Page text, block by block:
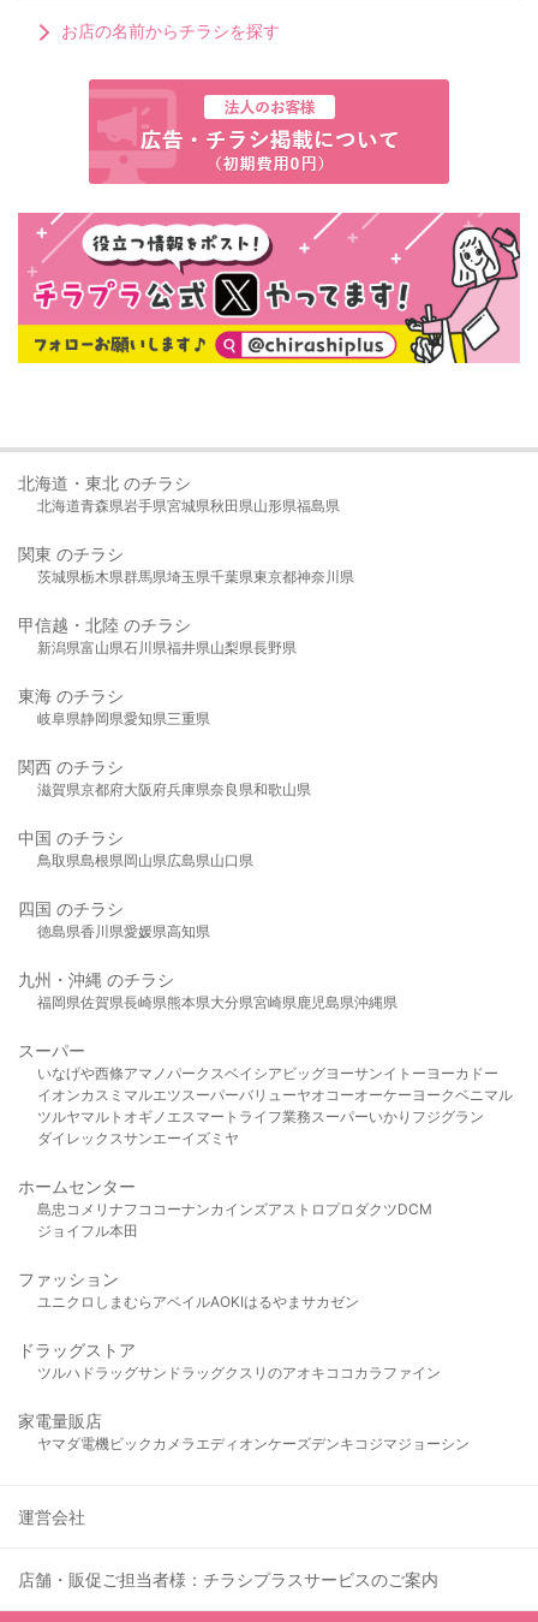
お店の名前からチラシを探す
北海道・東北 のチラシ
北海道青森県岩手県宮城県秋田県山形県福島県
関東 のチラシ
茨城県栃木県群馬県埼玉県千葉県東京都神奈川県
甲信越・北陸 のチラシ
新潟県富山県石川県福井県山梨県長野県
東海 のチラシ
岐阜県静岡県愛知県三重県
関西 のチラシ
滋賀県京都府大阪府兵庫県奈良県和歌山県
中国 のチラシ
鳥取県島根県岡山県広島県山口県
四国 のチラシ
徳島県香川県愛媛県高知県
九州・沖縄 のチラシ
福岡県佐賀県長崎県熊本県大分県宮崎県鹿児島県沖縄県
スーパー
いなげや西條アマノパークスベイシア ビッグヨーサンイトーヨーカドー
イオンカスミ マルエツスーパーバリューヤオコーオーケー ヨークベニマル
ツルヤマルト オギノ エスマート ライフ業務スーパーいかり フジグラン
ダイレックスサンエーイズミヤ
ホームセンター
島忠 コメリ ナフコ コーナンカインズアストロプロダクツDCM
ジョイフル本田
ファッション
ユニクロ しまむら アベイルAOKIはるやま サカゼン
ドラッグストア
ツルハドラッグサンドラッグクスリのアオキ ココカラファイン
家電量販店
ヤマダ電機ビックカメラ エディオンケーズデンキ コジマジョーシン
運営会社
店舗・販促ご担当者様：チラシプラスサービスのご案内